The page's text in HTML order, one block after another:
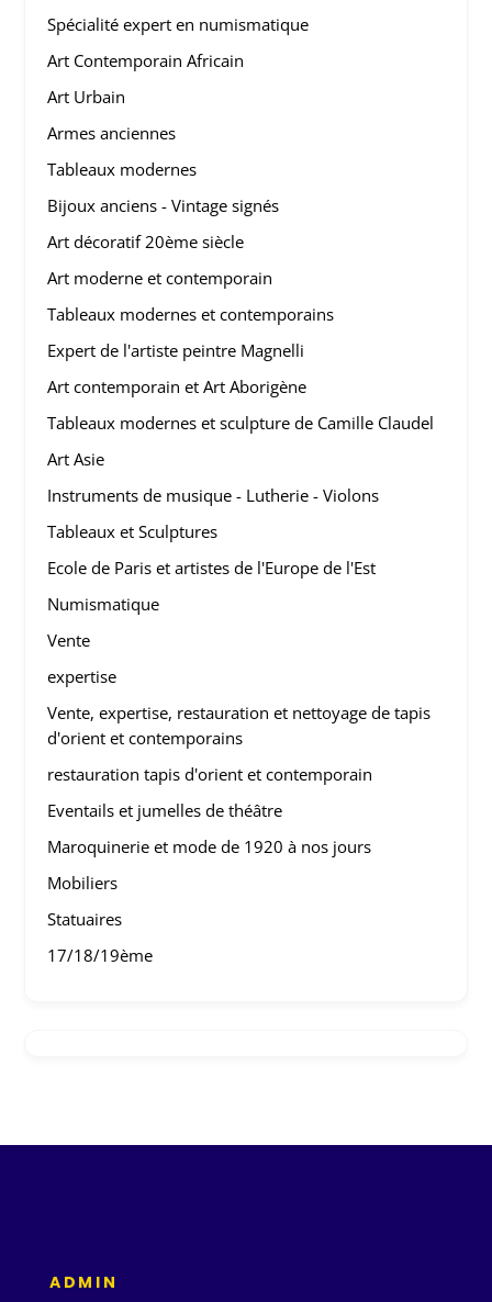
Spécialité expert en numismatique
Art Contemporain Africain
Art Urbain
Armes anciennes
Tableaux modernes
Bijoux anciens - Vintage signés
Art décoratif 20ème siècle
Art moderne et contemporain
Tableaux modernes et contemporains
Expert de l'artiste peintre Magnelli
Art contemporain et Art Aborigène
Tableaux modernes et sculpture de Camille Claudel
Art Asie
Instruments de musique - Lutherie - Violons
Tableaux et Sculptures
Ecole de Paris et artistes de l'Europe de l'Est
Numismatique
Vente
expertise
Vente, expertise, restauration et nettoyage de tapis
d'orient et contemporains
restauration tapis d'orient et contemporain
Eventails et jumelles de théâtre
Maroquinerie et mode de 1920 à nos jours
Mobiliers
Statuaires
17/18/19ème
ADMIN